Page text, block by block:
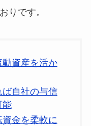
りです。
資産を活か
自社の与信
能
金を柔軟に